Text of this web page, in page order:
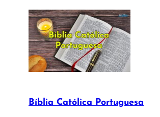
Bíblia Católica Portuguesa